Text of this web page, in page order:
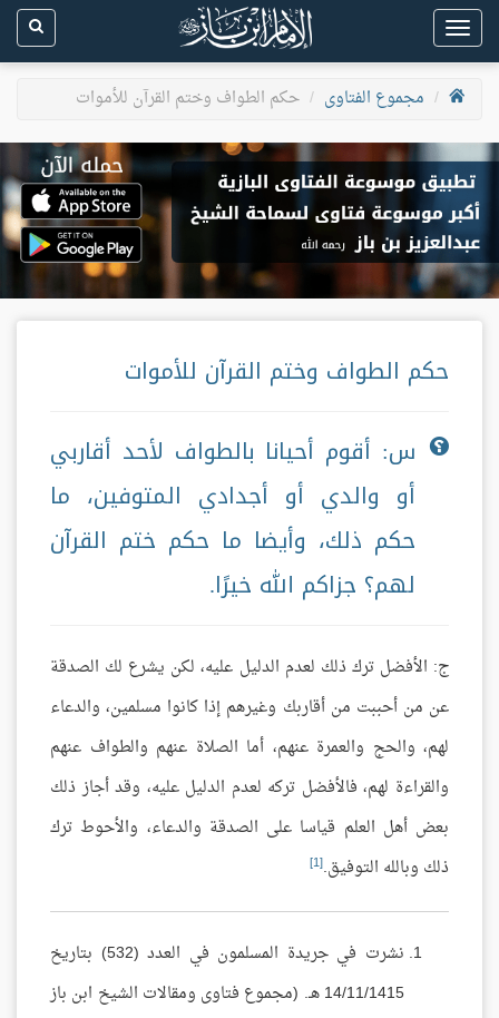
Toggle
navigation
مجموع الفتاوى
حكم الطواف وختم القرآن للأموات
حكم الطواف وختم القرآن للأموات
س: أقوم أحيانا بالطواف لأحد أقاربي
أو والدي أو أجدادي المتوفين، ما
حكم ذلك، وأيضا ما حكم ختم القرآن
لهم؟ جزاكم الله خيرًا.
ج: الأفضل ترك ذلك لعدم الدليل عليه، لكن يشرع لك الصدقة
عن من أحببت من أقاربك وغيرهم إذا كانوا مسلمين، والدعاء
لهم، والحج والعمرة عنهم، أما الصلاة عنهم والطواف عنهم
والقراءة لهم، فالأفضل تركه لعدم الدليل عليه، وقد أجاز ذلك
بعض أهل العلم قياسا على الصدقة والدعاء، والأحوط ترك
ذلك وبالله التوفيق.[1]
نشرت في جريدة المسلمون في العدد (532) بتاريخ
14/11/1415 هـ. (مجموع فتاوى ومقالات الشيخ ابن باز